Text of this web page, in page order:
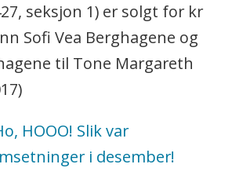
seksjon 1) er solgt for kr
Sofi Vea Berghagene og
til Tone Margareth
HOOO! Slik var
i desember!